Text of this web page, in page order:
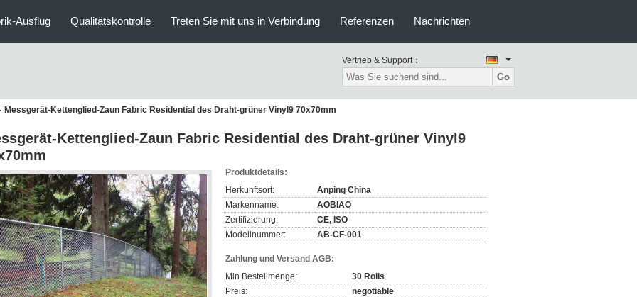
Ausflug Qualitätskontrolle Treten Sie mit uns in Verbindung Referenzen Nachrichten
Vertrieb & Support：
Go
Messgerät-Kettenglied-Zaun Fabric Residential des Draht-grüner Vinyl9 70x70mm
Kettenglied-Zaun Fabric Residential des Draht-grüner Vinyl9
Produktdetails:
Herkunftsort:
Anping China
Markenname:
AOBIAO
Zertifizierung:
CE, ISO
Modellnummer:
AB-CF-001
Zahlung und Versand AGB:
Min Bestellmenge:
30 Rolls
Preis:
negotiable